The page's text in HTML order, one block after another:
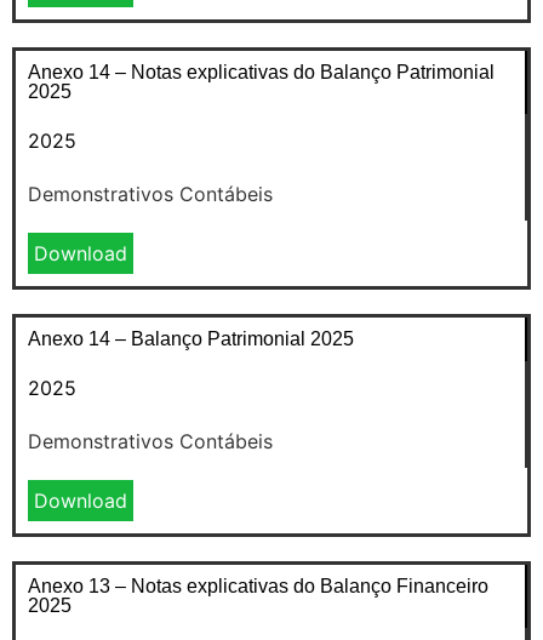
Anexo 14 – Notas explicativas do Balanço Patrimonial
2025
2025
Demonstrativos Contábeis
Download
Anexo 14 – Balanço Patrimonial 2025
2025
Demonstrativos Contábeis
Download
Anexo 13 – Notas explicativas do Balanço Financeiro
2025